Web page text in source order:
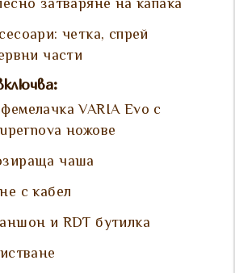
затваряне на капака
четка, спрей
части
VARIA Evo с
ножове
чаша
с кабел
и RDT бутилка